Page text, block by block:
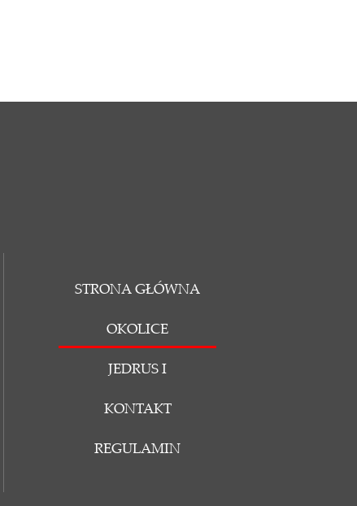
STRONA GŁÓWNA
OKOLICE
JEDRUS I
KONTAKT
REGULAMIN